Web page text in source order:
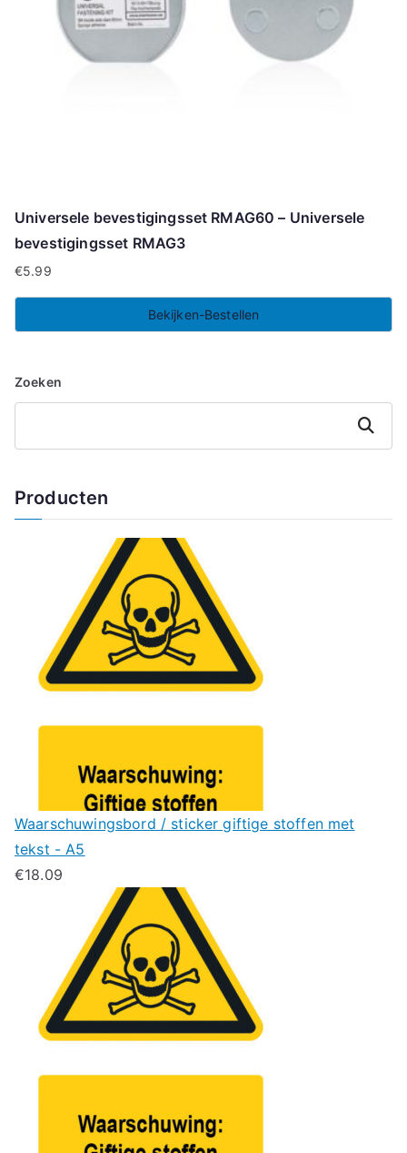
Universele bevestigingsset RMAG60 – Universele
bevestigingsset RMAG3
€5.99
Bekijken-Bestellen
Zoeken
Zoeken
Producten
Waarschuwingsbord / sticker giftige stoffen met
tekst - A5
€18.09